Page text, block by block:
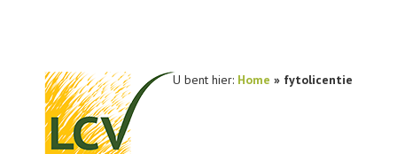
U bent hier: Home » fytolicentie